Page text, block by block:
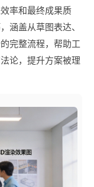
率和最终成果质
涵盖从草图表达、
完整流程，帮助工
论，提升方案被理